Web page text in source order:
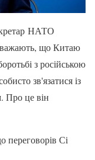
НАТО
що Китаю
з російською
зв'язатися із
Про це він
Сі